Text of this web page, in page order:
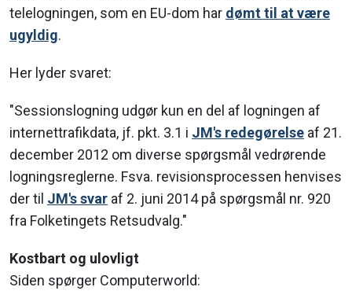
telelogningen, som en EU-dom har dømt til at være
ugyldig.
Her lyder svaret:
"Sessionslogning udgør kun en del af logningen af
internettrafikdata, jf. pkt. 3.1 i JM's redegørelse af 21.
december 2012 om diverse spørgsmål vedrørende
logningsreglerne. Fsva. revisionsprocessen henvises
der til JM's svar af 2. juni 2014 på spørgsmål nr. 920
fra Folketingets Retsudvalg."
Kostbart og ulovligt
Siden spørger Computerworld: